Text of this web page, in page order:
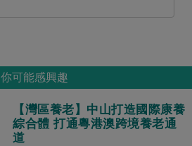
你可能感興趣
【灣區養老】中山打造國際康養
綜合體 打通粵港澳跨境養老通
道